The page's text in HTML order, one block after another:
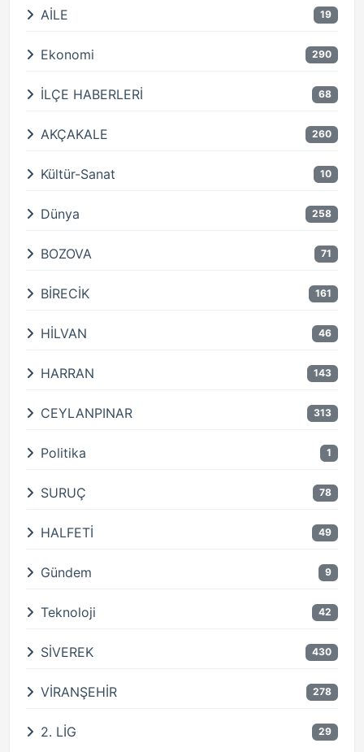
AİLE 19
Ekonomi 290
İLÇE HABERLERİ 68
AKÇAKALE 260
Kültür-Sanat 10
Dünya 258
BOZOVA 71
BİRECİK 161
HİLVAN 46
HARRAN 143
CEYLANPINAR 313
Politika 1
SURUÇ 78
HALFETİ 49
Gündem 9
Teknoloji 42
SİVEREK 430
VİRANŞEHİR 278
2. LİG 29